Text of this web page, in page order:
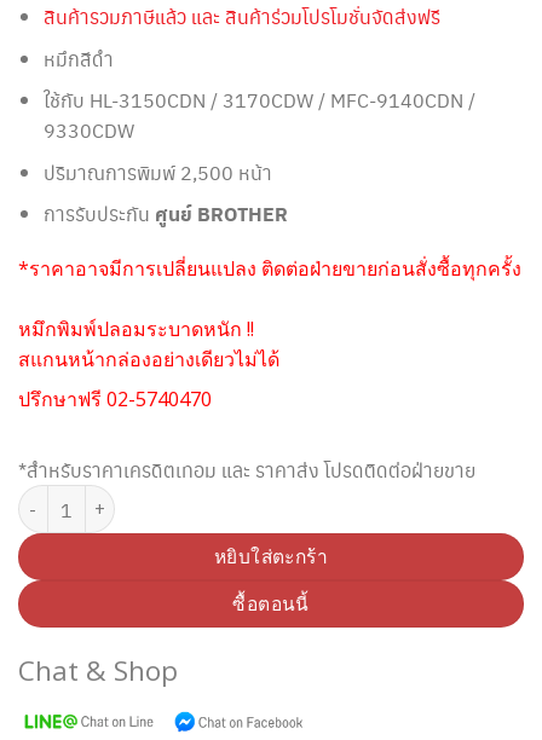
สินค้ารวมภาษีแล้ว และ สินค้าร่วมโปรโมชั่นจัดส่งฟรี
หมึกสีดำ
ใช้กับ HL-3150CDN / 3170CDW / MFC-9140CDN /
9330CDW
ปริมาณการพิมพ์ 2,500 หน้า
การรับประกัน ศูนย์ BROTHER
*ราคาอาจมีการเปลี่ยนแปลง ติดต่อฝ่ายขายก่อนสั่งซื้อทุกครั้ง
หมึกพิมพ์ปลอมระบาดหนัก !!
สแกนหน้ากล่องอย่างเดียวไม่ได้
ปรึกษาฟรี 02-5740470
*สำหรับราคาเครดิตเทอม และ ราคาส่ง โปรดติดต่อฝ่ายขาย
จำนวน BROTHER TN-261BK TONER ตลับหมึกโทนเนอร์ สีดำ (Original)
หยิบใส่ตะกร้า
ซื้อตอนนี้
Chat & Shop